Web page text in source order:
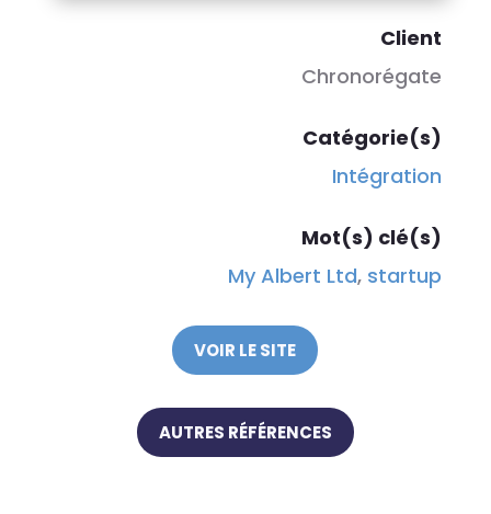
Client
Chronorégate
Catégorie(s)
Intégration
Mot(s) clé(s)
My Albert Ltd, startup
VOIR LE SITE
AUTRES RÉFÉRENCES